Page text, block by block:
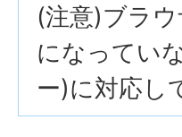
(注意)ブラ
になってい
ー)に対応し